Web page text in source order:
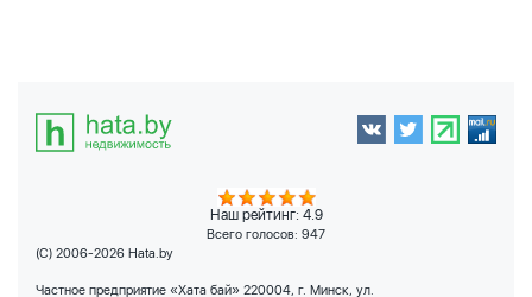
Наш рейтинг: 4.9
Всего голосов: 947
(C) 2006-2026 Hata.by
Частное предприятие «Хата бай» 220004, г. Минск, ул.